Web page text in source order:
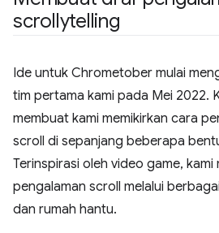
scrollytelling
Ide untuk Chrometober mulai
tim pertama kami pada Mei 2022.
membuat kami memikirkan cara
scroll di sepanjang beberapa
Terinspirasi oleh video game,
pengalaman scroll melalui
dan rumah hantu.